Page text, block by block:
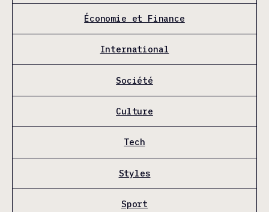
Économie et Finance
International
Société
Culture
Tech
Styles
Sport